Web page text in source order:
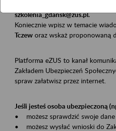
szkolenia_gdansk@zus.pl.
Koniecznie wpisz w temacie
Tczew oraz wskaż proponowaną
Platforma eZUS to kanał
Zakładem Ubezpieczeń
spraw załatwisz przez internet.
Jeśli jesteś osoba ubezpieczoną
• możesz sprawdzić swoje dane
• możesz wysłać wnioski do